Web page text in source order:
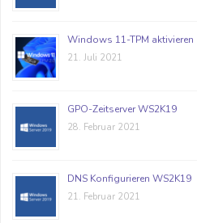
Windows 11-TPM aktivieren
21. Juli 2021
GPO-Zeitserver WS2K19
28. Februar 2021
DNS Konfigurieren WS2K19
21. Februar 2021